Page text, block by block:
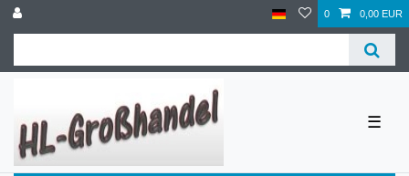
0 0,00 EUR
☰